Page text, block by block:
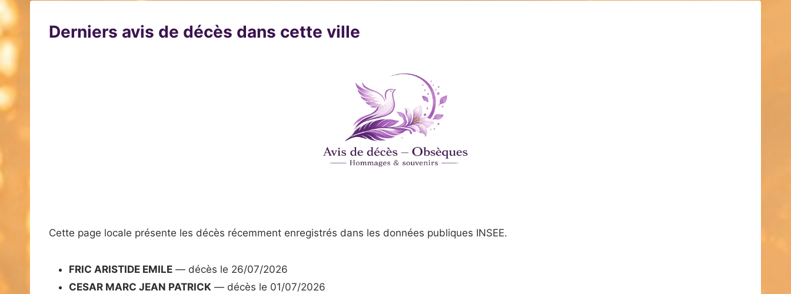
Derniers avis de décès dans cette ville
Cette page locale présente les décès récemment enregistrés dans les données publiques INSEE.
FRIC ARISTIDE EMILE — décès le 26/07/2026
CESAR MARC JEAN PATRICK — décès le 01/07/2026